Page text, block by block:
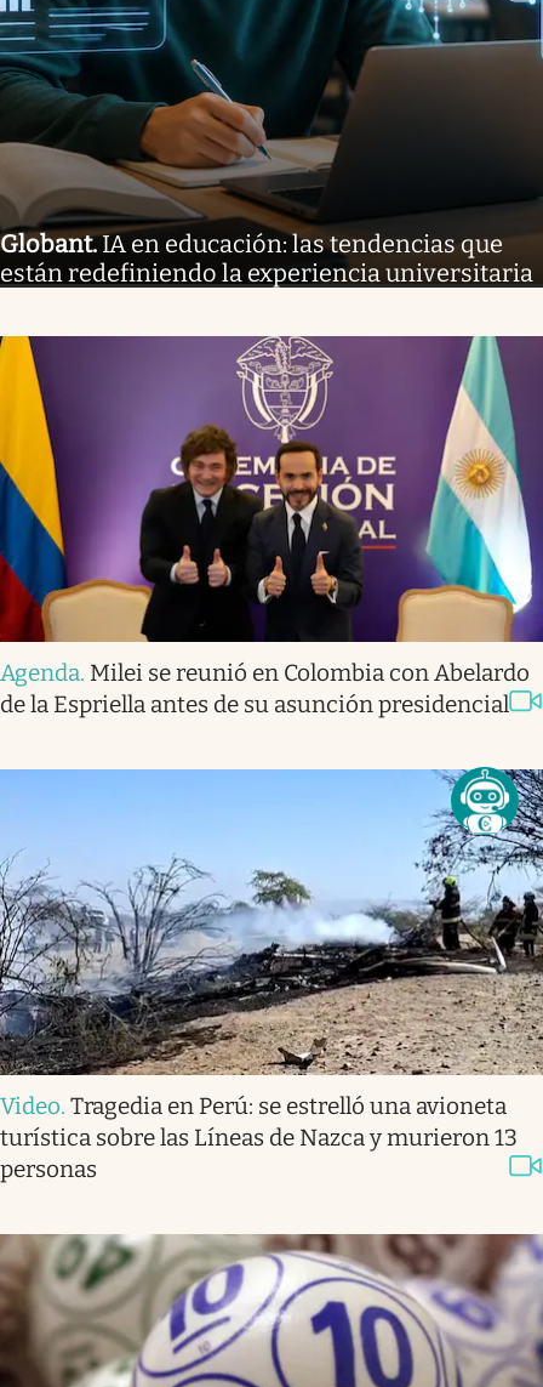
Globant.IA en educación: las tendencias que
están redefiniendo la experiencia universitaria
Agenda. Milei se reunió en Colombia con Abelardo
de la Espriella antes de su asunción presidencial
Video. Tragedia en Perú: se estrelló una avioneta
turística sobre las Líneas de Nazca y murieron 13
personas